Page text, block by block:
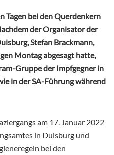
Tagen bei den Querdenkern
der Organisator der
Stefan Brackmann,
Montag abgesagt hatte,
Gruppe der Impfgegner in
in der SA-Führung während
am 17. Januar 2022
in Duisburg und
bei den